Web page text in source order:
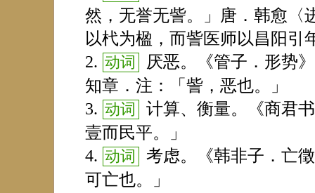
然，无誉无訾。」唐．韩愈〈
以杙为楹，而訾医师以昌阳引
动词
厌恶。《管子．形势
知章．注：「訾，恶也。」
动词
计算、衡量。《商君
壹而民平。」
动词
考虑。《韩非子．亡
可亡也。」